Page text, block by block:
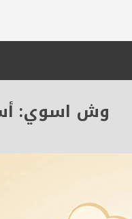
وش اسوي: